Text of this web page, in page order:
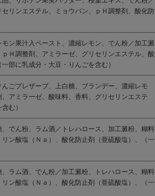
リンエステル、ミョウバン、ｐＨ調整剤、酸化防
ン果汁入ペースト、濃縮レモン、でん粉／加工澱
Ｈ調整剤、アミラーゼ、グリセリンエステル、酸
部に乳成分・大豆・りんごを含む）
ごプレザーブ、上白糖、ブランデー、濃縮レモ
アミラーゼ、酸味料、香料、グリセリンエステ
む）
でん粉、ラム酒／トレハロース、加工澱粉、糊料
ン酸塩（Ｎａ）、酸化防止剤（亜硫酸塩）、（一
ラム酒、でん粉／加工澱粉、トレハロース、糊料
ン酸塩（Ｎａ）、酸化防止剤（亜硫酸塩）、（一